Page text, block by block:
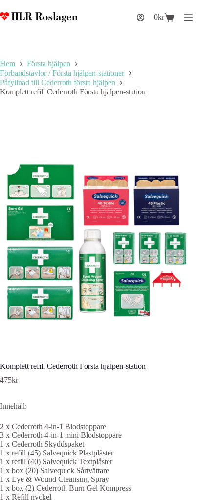
till
innehåll
Varukorg
0kr
Hem
Första hjälpen
Förbandstavlor / Första hjälpen-stationer
Påfyllnad till Cederroth första hjälpen
Komplett refill Cederroth Första hjälpen-station
Komplett refill Cederroth Första hjälpen-station
475kr
Innehåll:
2 x Cederroth 4-in-1 Blodstoppare
3 x Cederroth 4-in-1 mini Blodstoppare
1 x Cederroth Skyddspaket
1 x refill (45) Salvequick Plastplåster
1 x refill (40) Salvequick Textplåster
1 x box (20) Salvequick Sårtvättare
1 x Eye & Wound Cleansing Spray
1 x box (2) Cederroth Burn Gel Kompress
1 x Refill nyckel